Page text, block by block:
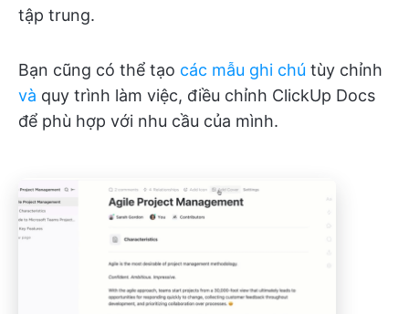
tập trung.
Bạn cũng có thể tạo các mẫu ghi chú tùy chỉnh
và quy trình làm việc, điều chỉnh ClickUp Docs
để phù hợp với nhu cầu của mình.